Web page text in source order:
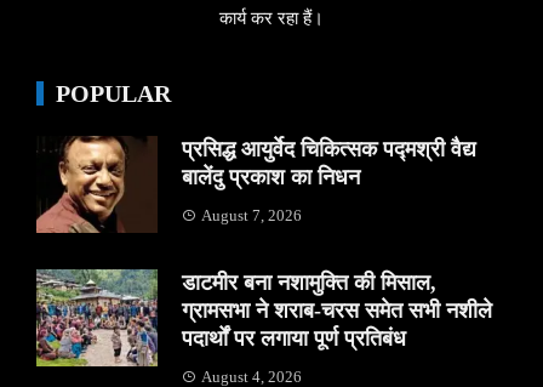
कार्य कर रहा हैं।
POPULAR
प्रसिद्ध आयुर्वेद चिकित्सक पद्मश्री वैद्य
बालेंदु प्रकाश का निधन
August 7, 2026
डाटमीर बना नशामुक्ति की मिसाल,
ग्रामसभा ने शराब-चरस समेत सभी नशीले
पदार्थों पर लगाया पूर्ण प्रतिबंध
August 4, 2026